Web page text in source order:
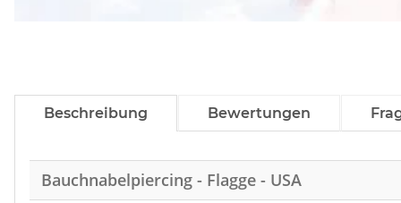
Beschreibung Bewertungen
Bauchnabelpiercing - Flagge - USA